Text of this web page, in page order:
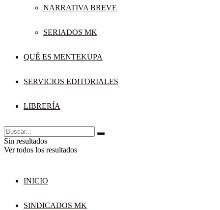
NARRATIVA BREVE
SERIADOS MK
QUÉ ES MENTEKUPA
SERVICIOS EDITORIALES
LIBRERÍA
Sin resultados
Ver todos los resultados
INICIO
SINDICADOS MK